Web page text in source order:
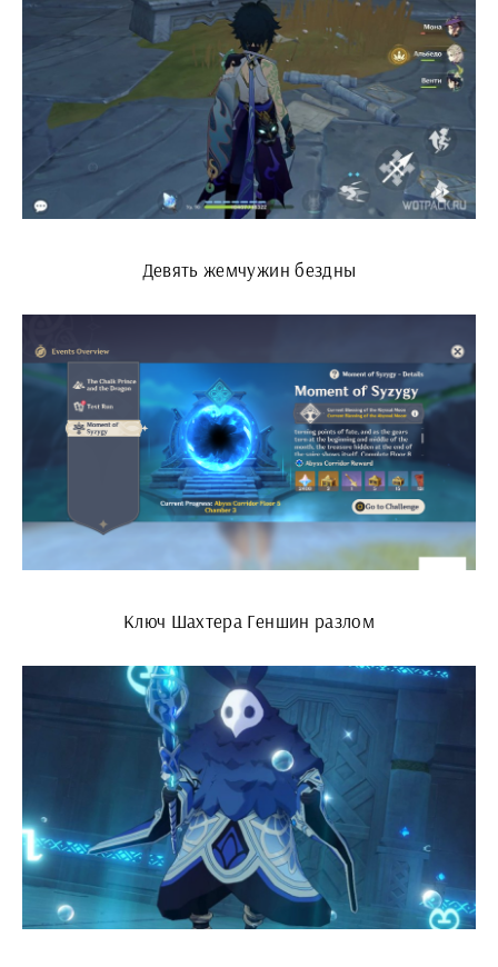
Девять жемчужин бездны
Ключ Шахтера Геншин разлом